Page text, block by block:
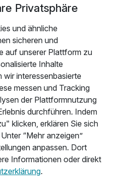
verbindet.
Gäste werden
lässt sich der Aufenthalt
abrunden, wenn das
Für ein zusätzliches
mit Virenfiltern
bietet einen passenden
genussvolle Pausen und
Tag im Teutoburger Wald.
Silbermühle direkt vor der
Spa-Konzepts prägen Natur,
des Hauses. Auf
Liegewiesen, der Teich, der
Privatsphäre
und ähnliche
sicheren und
auf unserer Plattform zu
Inhalte
wir interessenbasierte
messen und Tracking
der Plattformnutzung
durchführen. Indem
klicken, erklären Sie sich
“Mehr anzeigen”
anpassen. Dort
Informationen oder direkt
.